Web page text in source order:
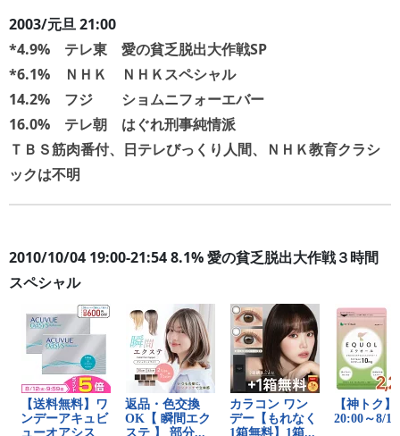
2003/元旦 21:00
*4.9% テレ東 愛の貧乏脱出大作戦SP
*6.1% ＮＨＫ ＮＨＫスペシャル
14.2% フジ ショムニフォーエバー
16.0% テレ朝 はぐれ刑事純情派
ＴＢＳ筋肉番付、日テレびっくり人間、ＮＨＫ教育クラシ
ックは不明
2010/10/04 19:00-21:54 8.1% 愛の貧乏脱出大作戦３時間
スペシャル